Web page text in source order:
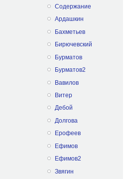
Содержание
Ардашкин
Бахметьев
Бирючевский
Бурматов
Бурматов2
Вавилов
Витер
Дебой
Долгова
Ерофеев
Ефимов
Ефимов2
Звягин